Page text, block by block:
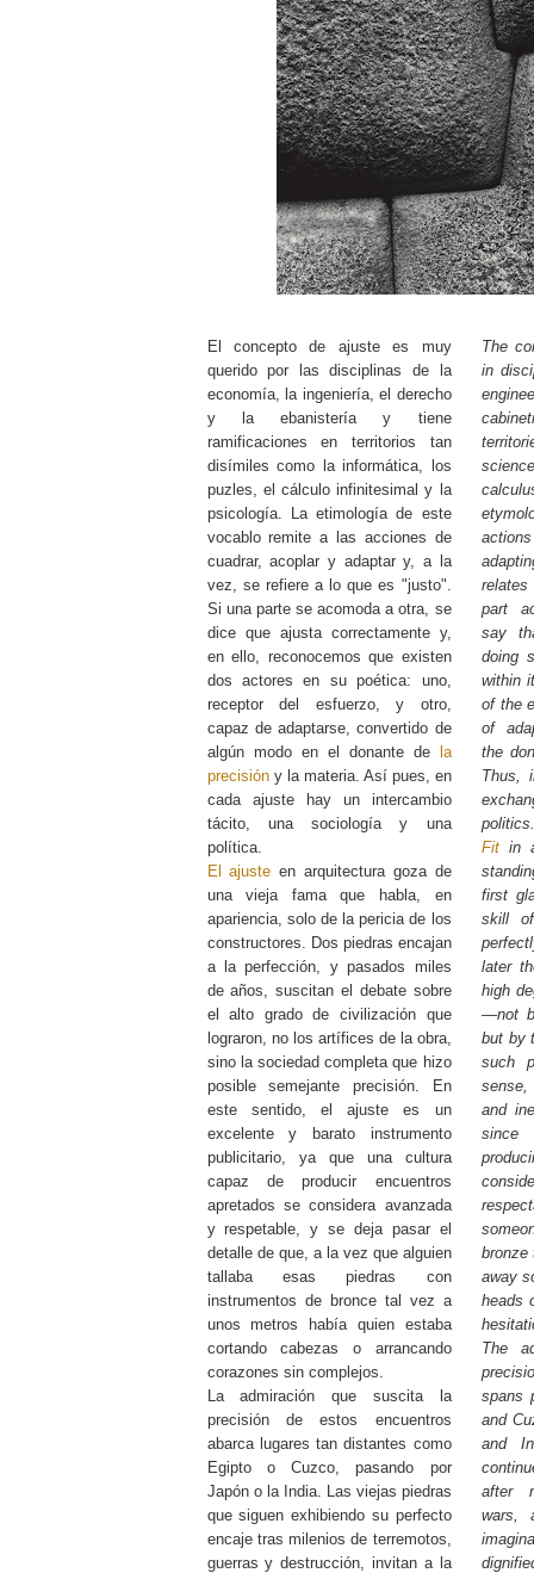
El concepto de ajuste es muy
querido por las disciplinas de la
economía, la ingeniería, el derecho
y la ebanistería y tiene
ramificaciones en territorios tan
disímiles como la informática, los
puzles, el cálculo infinitesimal y la
psicología. La etimología de este
vocablo remite a las acciones de
cuadrar, acoplar y adaptar y, a la
vez, se refiere a lo que es "justo".
Si una parte se acomoda a otra, se
dice que ajusta correctamente y,
en ello, reconocemos que existen
dos actores en su poética: uno,
receptor del esfuerzo, y otro,
capaz de adaptarse, convertido de
algún modo en el donante de la
precisión y la materia. Así pues, en
cada ajuste hay un intercambio
tácito, una sociología y una
política.
El ajuste en arquitectura goza de
una vieja fama que habla, en
apariencia, solo de la pericia de los
constructores. Dos piedras encajan
a la perfección, y pasados miles
de años, suscitan el debate sobre
el alto grado de civilización que
lograron, no los artífices de la obra,
sino la sociedad completa que hizo
posible semejante precisión. En
este sentido, el ajuste es un
excelente y barato instrumento
publicitario, ya que una cultura
capaz de producir encuentros
apretados se considera avanzada
y respetable, y se deja pasar el
detalle de que, a la vez que alguien
tallaba esas piedras con
instrumentos de bronce tal vez a
unos metros había quien estaba
cortando cabezas o arrancando
corazones sin complejos.
La admiración que suscita la
precisión de estos encuentros
abarca lugares tan distantes como
Egipto o Cuzco, pasando por
Japón o la India. Las viejas piedras
que siguen exhibiendo su perfecto
encaje tras milenios de terremotos,
guerras y destrucción, invitan a la
The
in
relates
part
say
doing
within
of the
of
the
Thus,
Fit in
first
skill
later
high
—not
but by
such
and
bronze
away
heads
The
spans
and
and
after
wars,